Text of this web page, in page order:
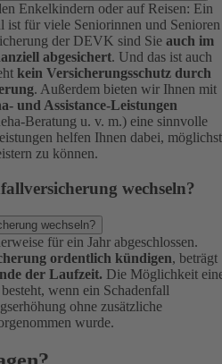
Enkelkindern oder auf Reisen: Ein
ist für viele Seniorinnen und Senioren
der DEVK sind Sie auch im
abgesichert. Und das ist auch
kein Versicherungsschutz durch
. Außerdem bieten wir Ihnen mit
und Assistance-Leistungen
Beratung u. v. m.) eine sinnvolle
helfen Ihnen dabei, möglichst
zu können.
wechseln?
wechseln?
für ein Jahr abgeschlossen.
ordentlich kündigen, beträgt
der Laufzeit. Die Möglichkeit
wenn ein Schadenfall
ohne zusätzliche
wurde.